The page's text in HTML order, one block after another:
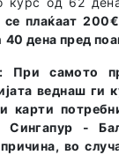
се плаќаат
40 дена пред
При самото
веднаш ги
карти
Сингапур -
во